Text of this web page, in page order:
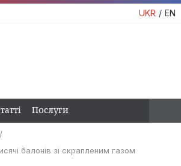
UKR EN
Послуги
балонів зі скрапленим газом